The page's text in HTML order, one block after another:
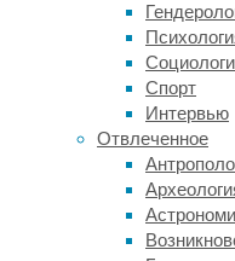
Спорт
Интервью
Отвлеченное
интеллектом.
примеру,
биологи
связывали
ожирение
истончением
лобных
долей,